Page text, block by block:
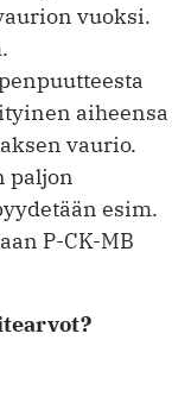
vuoksi.
aiheensa
vaurio.
paljon
esim.
P-CK-MB